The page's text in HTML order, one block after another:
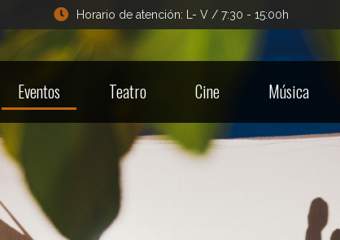
Horario de atención: L- V / 7:30 - 15:00h
Eventos Teatro Cine Música